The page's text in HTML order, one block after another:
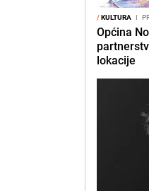
/KULTURA I
Općina
lokacije